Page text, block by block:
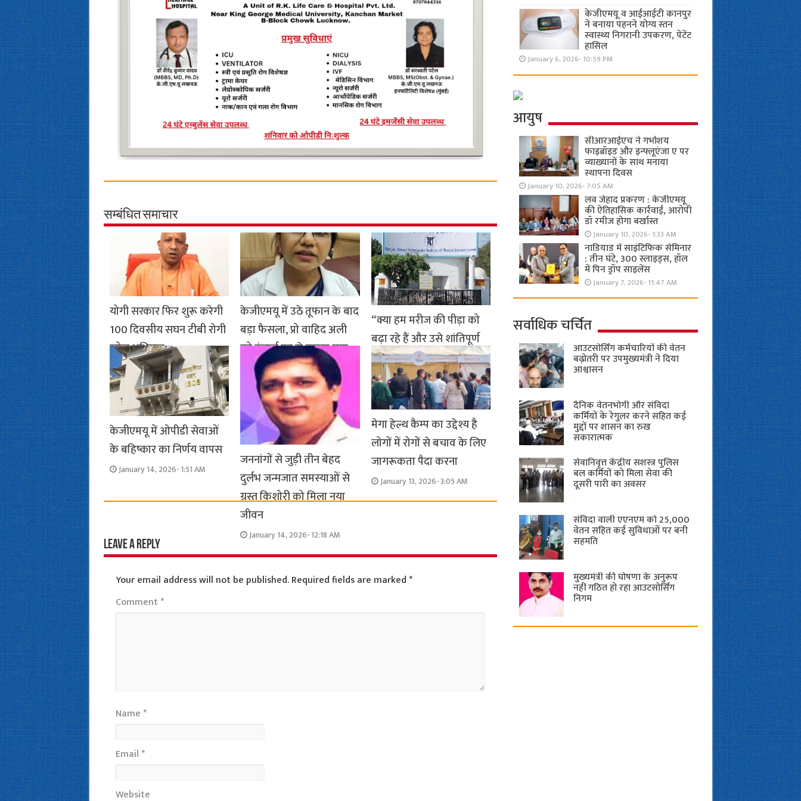
सम्बंधित समाचार
योगी सरकार फिर शुरू करेगी
100 दिवसीय सघन टीबी रोगी
खोज अभियान
January 15, 2026- 11:55 PM
केजीएमयू में उठे तूफान के बाद
बड़ा फैसला, प्रो वाहिद अली
को इंचार्ज पद से हटाया गया
January 14, 2026- 11:49 PM
“क्या हम मरीज की पीड़ा को
बढ़ा रहे हैं और उसे शांतिपूर्ण
और गरिमापूर्ण मृत्यु से वंचित
कर रहे हैं?
January 14, 2026- 8:59 PM
केजीएमयू में ओपीडी सेवाओं
के बहिष्कार का निर्णय वापस
January 14, 2026- 1:51 AM
जननांगों से जुड़ी तीन बेहद
दुर्लभ जन्मजात समस्याओं से
ग्रस्त किशोरी को मिला नया
जीवन
January 14, 2026- 12:18 AM
मेगा हेल्थ कैम्प का उद्देश्य है
लोगों में रोगों से बचाव के लिए
जागरूकता पैदा करना
January 13, 2026- 3:05 AM
Leave a Reply
Your email address will not be published. Required fields are marked*
Comment*
Name *
Email *
Website
केजीएमयू व आईआईटी कानपुर
ने बनाया पहनने योग्य स्तन
स्वास्थ्य निगरानी उपकरण, पेटेंट
हासिल
January 6, 2026- 10:59 PM
आयुष
सीआरआईएच ने गर्भाशय
फाइब्रॉइड और इन्फ्लूएंजा ए पर
व्याख्यानों के साथ मनाया
स्थापना दिवस
January 10, 2026- 7:05 AM
लव जेहाद प्रकरण : केजीएमयू
की ऐतिहासिक कार्रवाई, आरोपी
डॉ रमीज होगा बर्खास्त
January 10, 2026- 1:33 AM
नाडियाड में साइंटिफिक सेमिनार
: तीन घंटे, 300 स्लाइड्स, हॉल
में पिन ड्रॉप साइलेंस
January 7, 2026- 11:47 AM
सर्वाधिक चर्चित
आउटसोर्सिंग कर्मचारियों की वेतन
बढ़ोतरी पर उपमुख्यमंत्री ने दिया
आश्वासन
दैनिक वेतनभोगी और संविदा
कर्मियों के रेगुलर करने सहित कई
मुद्दों पर शासन का रुख
सकारात्मक
सेवानिवृत्त केंद्रीय सशस्त्र पुलिस
बल ​कर्मियों को मिला सेवा की
दूसरी पारी का अवसर
संविदा वाली एएनएम को 25,000
वेतन सहित कई सुविधाओं पर बनी
सहमति
मुख्यमंत्री की घोषणा के अनुरूप
नहीं गठित हो रहा आउटसोर्सिंग
निगम